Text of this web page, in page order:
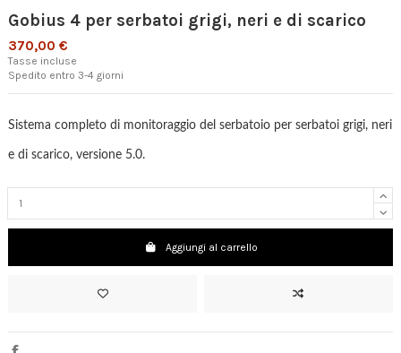
Gobius 4 per serbatoi grigi, neri e di scarico
370,00 €
Tasse incluse
Spedito entro 3-4 giorni
Sistema completo di monitoraggio del serbatoio per serbatoi grigi, neri
e di scarico, versione 5.0.
Aggiungi al carrello